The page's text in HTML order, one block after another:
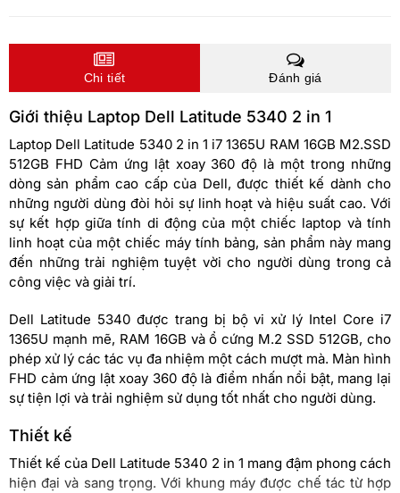
Chi tiết Đánh giá
Giới thiệu Laptop Dell Latitude 5340 2 in 1
Laptop Dell Latitude 5340 2 in 1 i7 1365U RAM 16GB M2.SSD
512GB FHD Cảm ứng lật xoay 360 độ là một trong những
dòng sản phẩm cao cấp của Dell, được thiết kế dành cho
những người dùng đòi hỏi sự linh hoạt và hiệu suất cao. Với
sự kết hợp giữa tính di động của một chiếc laptop và tính
linh hoạt của một chiếc máy tính bảng, sản phẩm này mang
đến những trải nghiệm tuyệt vời cho người dùng trong cả
công việc và giải trí.
Dell Latitude 5340 được trang bị bộ vi xử lý Intel Core i7
1365U mạnh mẽ, RAM 16GB và ổ cứng M.2 SSD 512GB, cho
phép xử lý các tác vụ đa nhiệm một cách mượt mà. Màn hình
FHD cảm ứng lật xoay 360 độ là điểm nhấn nổi bật, mang lại
sự tiện lợi và trải nghiệm sử dụng tốt nhất cho người dùng.
Thiết kế
Thiết kế của Dell Latitude 5340 2 in 1 mang đậm phong cách
hiện đại và sang trọng. Với khung máy được chế tác từ hợp